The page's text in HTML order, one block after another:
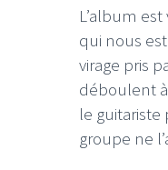
L’album
qui nous
virage pris
déboulent
le guitariste
groupe ne